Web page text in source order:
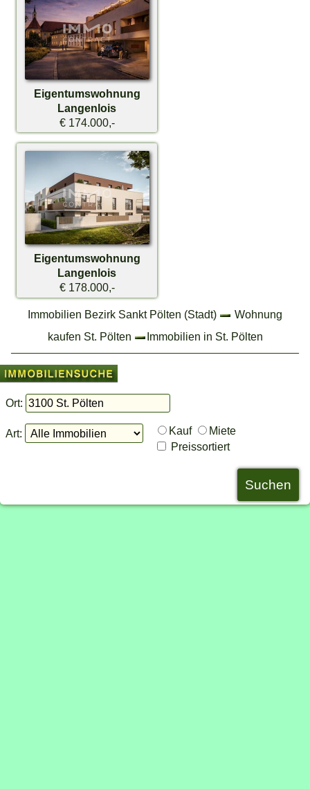
Eigentumswohnung
Langenlois
€ 174.000,-
Eigentumswohnung
Langenlois
€ 178.000,-
Immobilien Bezirk Sankt Pölten (Stadt)
Wohnung
kaufen St. Pölten
Immobilien in St. Pölten
Ort:
Art: Kauf
Miete
Preissortiert